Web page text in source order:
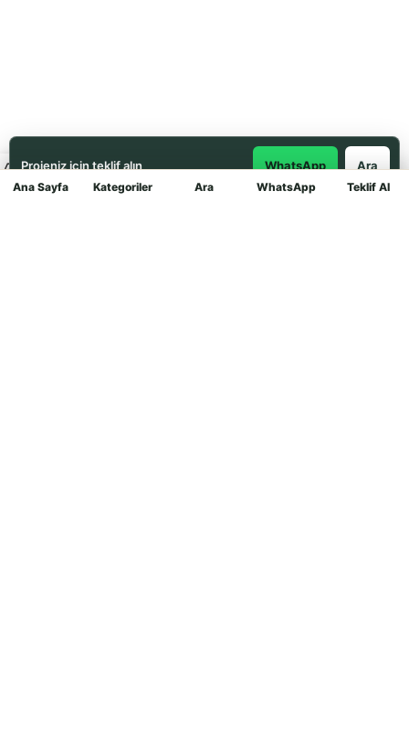
Ana Sayfa Kategoriler Ara WhatsApp Teklif Al
Projeniz için teklif alın WhatsApp Ara